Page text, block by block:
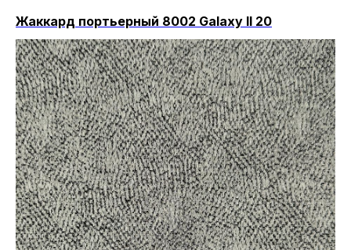
Жаккард портьерный 8002 Galaxy II 20